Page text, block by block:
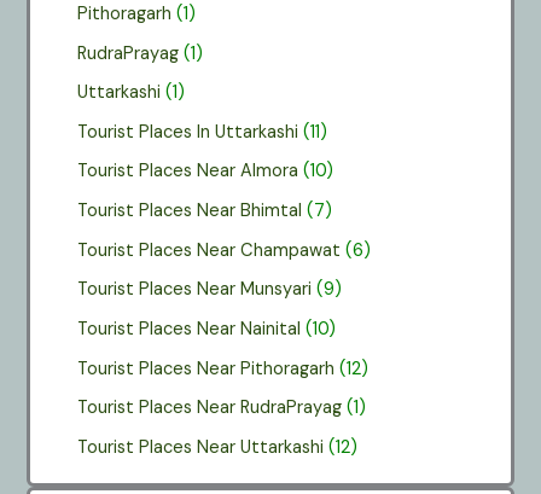
Pithoragarh (1)
RudraPrayag (1)
Uttarkashi (1)
Tourist Places In Uttarkashi (11)
Tourist Places Near Almora (10)
Tourist Places Near Bhimtal (7)
Tourist Places Near Champawat (6)
Tourist Places Near Munsyari (9)
Tourist Places Near Nainital (10)
Tourist Places Near Pithoragarh (12)
Tourist Places Near RudraPrayag (1)
Tourist Places Near Uttarkashi (12)